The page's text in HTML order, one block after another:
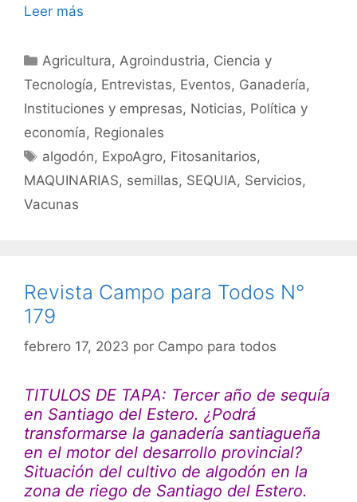
Leer más
Categorías
Agricultura, Agroindustria, Ciencia y
Tecnología, Entrevistas, Eventos, Ganadería,
Instituciones y empresas, Noticias, Política y
economía, Regionales
Etiquetas
algodón, ExpoAgro, Fitosanitarios,
MAQUINARIAS, semillas, SEQUIA, Servicios,
Vacunas
Revista Campo para Todos N°
179
febrero 17, 2023 por Campo para todos
TITULOS DE TAPA: Tercer año de sequía
en Santiago del Estero. ¿Podrá
transformarse la ganadería santiagueña
en el motor del desarrollo provincial?
Situación del cultivo de algodón en la
zona de riego de Santiago del Estero.